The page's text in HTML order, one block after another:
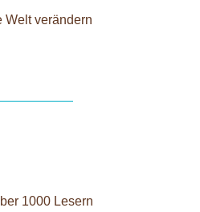
Welt verändern
1000 Lesern